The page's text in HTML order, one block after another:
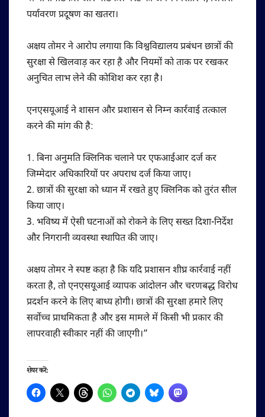
पर्यावरण प्रदूषण का खतरा।
अक्षय तोमर ने आरोप लगाया कि विश्वविद्यालय प्रबंधन छात्रों की
सुरक्षा से खिलवाड़ कर रहा है और नियमों को ताक पर रखकर
अनुचित लाभ लेने की कोशिश कर रहा है।
एनएसयूआई ने शासन और प्रशासन से निम्न कार्रवाई तत्काल
करने की मांग की है:
1. बिना अनुमति क्लिनिक चलाने पर एफआईआर दर्ज कर
जिम्मेदार अधिकारियों पर अपराध दर्ज किया जाए।
2. छात्रों की सुरक्षा को ध्यान में रखते हुए क्लिनिक को तुरंत सील
किया जाए।
3. भविष्य में ऐसी घटनाओं को रोकने के लिए सख्त दिशा-निर्देश
और निगरानी व्यवस्था स्थापित की जाए।
अक्षय तोमर ने स्पष्ट कहा है कि यदि प्रशासन शीघ्र कार्रवाई नहीं
करता है, तो एनएसयूआई व्यापक आंदोलन और चरणबद्ध विरोध
प्रदर्शन करने के लिए बाध्य होगी। छात्रों की सुरक्षा हमारे लिए
सर्वोच्च प्राथमिकता है और इस मामले में किसी भी प्रकार की
लापरवाही स्वीकार नहीं की जाएगी।”
शेयर करें: